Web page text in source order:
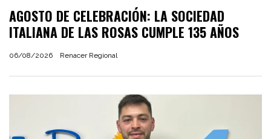
AGOSTO DE CELEBRACIÓN: LA SOCIEDAD
ITALIANA DE LAS ROSAS CUMPLE 135 AÑOS
Renacer Regional
06/08/2026